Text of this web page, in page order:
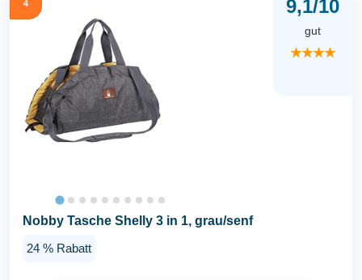
4 9,1/10
gut
★★★★
Nobby Tasche Shelly 3 in 1, grau/senf
24 % Rabatt